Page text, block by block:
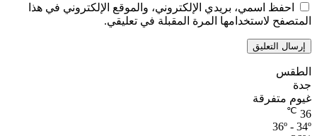
احفظ اسمي، بريدي الإلكتروني، والموقع الإلكتروني في هذا
المتصفح لاستخدامها المرة المقبلة في تعليقي.
الطقس
جدة
غيوم متفرقة
36
℃
36º - 34º